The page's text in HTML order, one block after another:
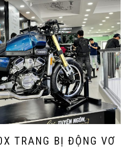
TRANG BỊ ĐỘNG VƠ